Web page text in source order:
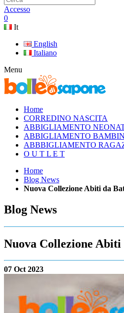
Accesso
0
It
English
Italiano
Menu
Home
CORREDINO NASCITA
ABBIGLIAMENTO
ABBIGLIAMENTO
ABBBIGLIAMENTO
O U T L E T
Home
Blog News
Nuova Collezione Abiti da
Blog News
Nuova Collezione
07 Oct 2023